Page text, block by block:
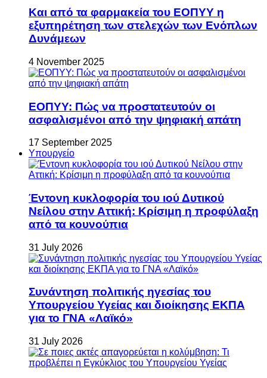
Και από τα φαρμακεία του ΕΟΠΥΥ η
εξυπηρέτηση των στελεχών των Ενόπλων
Δυνάμεων
4 November 2025
ΕΟΠΥΥ: Πώς να προστατευτούν οι
ασφαλισμένοι από την ψηφιακή απάτη
17 September 2025
Υπουργείο
Έντονη κυκλοφορία του ιού Δυτικού
Νείλου στην Αττική: Κρίσιμη η προφύλαξη
από τα κουνούπια
31 July 2026
Συνάντηση πολιτικής ηγεσίας του
Υπουργείου Υγείας και διοίκησης ΕΚΠΑ
για το ΓΝΑ «Λαϊκό»
31 July 2026